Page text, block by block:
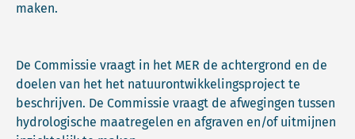
maken.
De Commissie vraagt in het MER de achtergrond en de
doelen van het het natuurontwikkelingsproject te
beschrijven. De Commissie vraagt de afwegingen tussen
hydrologische maatregelen en afgraven en/of uitmijnen